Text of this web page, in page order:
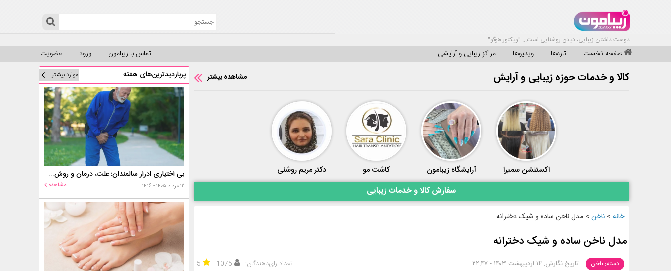
دوست داشتن زیبایی، دیدن روشنایی است... "ویکتور هوگو"
صفحه نخست تازه‌ها ویدیوها مراکز زیبایی و آرایشی عضویت ورود تماس با زیبامون
کالا و خدمات حوزه زیبایی و آرایش مشاهده بیشتر
اکستنشن سمیرا آرایشگاه زیبامون کاشت مو دکتر مریم روشنی
سفارش کالا و خدمات زیبایی
خانه > ناخن > مدل ناخن ساده و شیک دخترانه
مدل ناخن ساده و شیک دخترانه
دسته: ناخن تاریخ نگارش: ۱۴ اردیبهشت ۱۴۰۳ - ۲۲:۴۷ 5 تعداد رای‌دهندگان: 1075
پربازدیدترین‌های هفته موارد بیشتر
بی اختیاری ادرار سالمندان؛ علت، درمان و روش‌های کنترل در منزل
۱۲ مرداد ۱۴۰۵ - ۱۴:۱۶ مشاهده